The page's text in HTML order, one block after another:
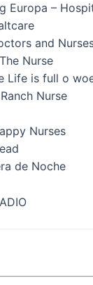
Europa –
and
Nurse
Life is full o
Nurse
Nurses
de Noche